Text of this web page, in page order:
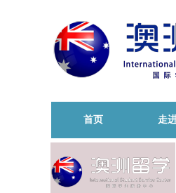
首页 走